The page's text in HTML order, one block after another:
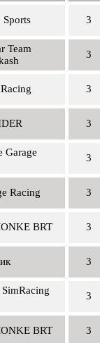
Sports 3
Team
3
3
3
Garage
3
Racing 3
BRT 3
3
3
BRT 3